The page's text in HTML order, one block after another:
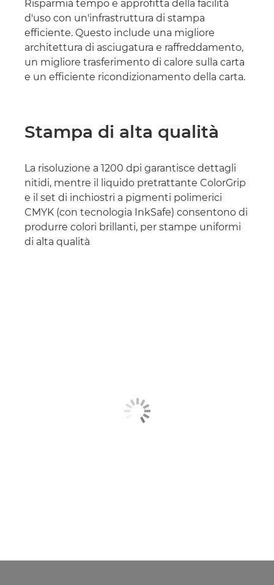
Risparmia tempo e approfitta della facilità
d'uso con un'infrastruttura di stampa
efficiente. Questo include una migliore
architettura di asciugatura e raffreddamento,
un migliore trasferimento di calore sulla carta
e un efficiente ricondizionamento della carta.
Stampa di alta qualità
La risoluzione a 1200 dpi garantisce dettagli
nitidi, mentre il liquido pretrattante ColorGrip
e il set di inchiostri a pigmenti polimerici
CMYK (con tecnologia InkSafe) consentono di
produrre colori brillanti, per stampe uniformi
di alta qualità